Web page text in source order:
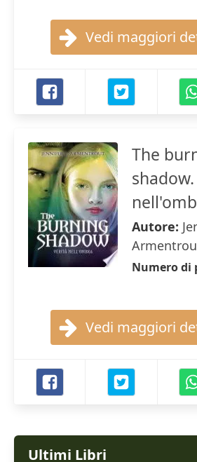
Vedi maggiori
The
Autore:
Numero di
Vedi maggiori
Ultimi Libri